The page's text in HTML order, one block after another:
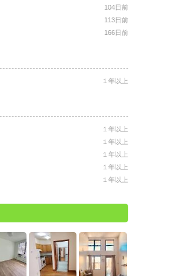
104日前
113日前
166日前
１年以上
１年以上
１年以上
１年以上
１年以上
１年以上